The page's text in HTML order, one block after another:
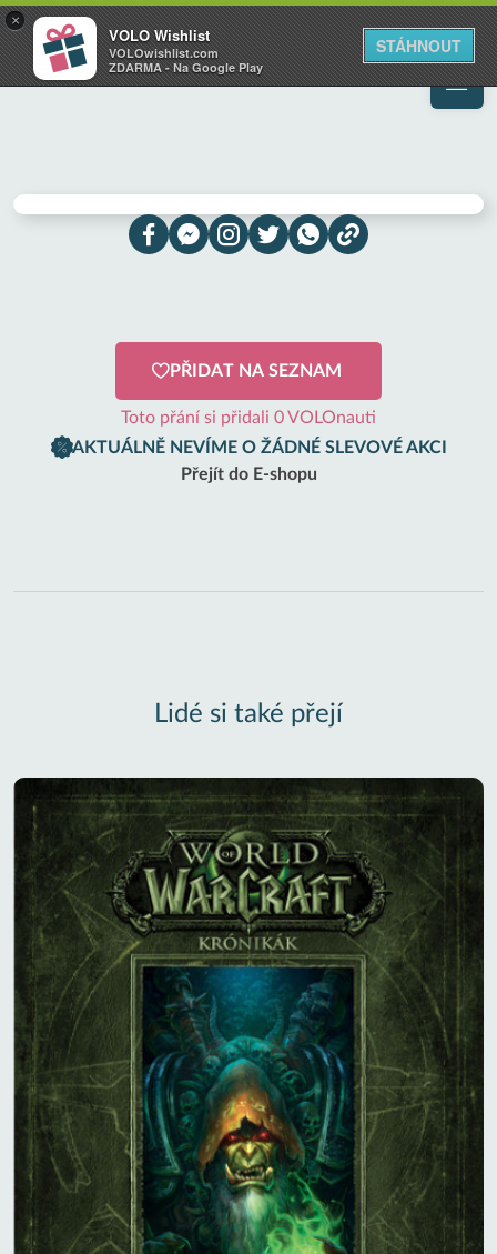
VOLO
Váš online wishlist
×
VOLO Wishlist
VOLOwishlist.com
ZDARMA - Na Google Play
STÁHNOUT
PŘIDAT NA SEZNAM
Toto přání si přidali 0 VOLOnauti
AKTUÁLNĚ NEVÍME O ŽÁDNÉ SLEVOVÉ AKCI
Přejít do E-shopu
Lidé si také přejí